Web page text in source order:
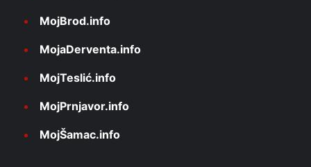
MojBrod.info
MojaDerventa.info
MojTeslić.info
MojPrnjavor.info
MojŠamac.info